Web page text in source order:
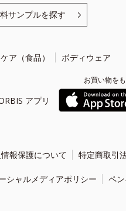
サンプルを探す
ア（食品） ボディウェア
アプリ
お買い物を
報保護について 特定商取引
シャルメディアポリシー ペ